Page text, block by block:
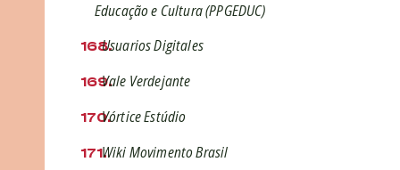
Educação e Cultura (PPGEDUC)
Usuarios Digitales
Vale Verdejante
Vórtice Estúdio
Wiki Movimento Brasil